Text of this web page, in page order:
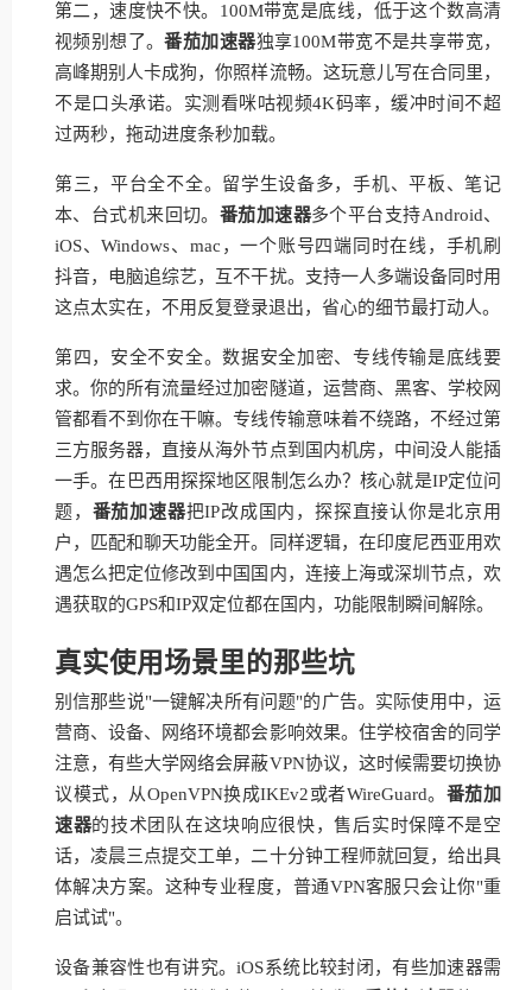
第二，速度快不快。100M带宽是底线，低于这个数高清
视频别想了。番茄加速器独享100M带宽不是共享带宽，
高峰期别人卡成狗，你照样流畅。这玩意儿写在合同里，
不是口头承诺。实测看咪咕视频4K码率，缓冲时间不超
过两秒，拖动进度条秒加载。
第三，平台全不全。留学生设备多，手机、平板、笔记
本、台式机来回切。 番茄加速器多个平台支持Android、
iOS、Windows、mac，一个账号四端同时在线，手机刷
抖音，电脑追综艺，互不干扰。支持一人多端设备同时用
这点太实在，不用反复登录退出，省心的细节最打动人。
第四，安全不安全。数据安全加密、专线传输是底线要
求。你的所有流量经过加密隧道，运营商、黑客、学校网
管都看不到你在干嘛。专线传输意味着不绕路，不经过第
三方服务器，直接从海外节点到国内机房，中间没人能插
一手。在巴西用探探地区限制怎么办？核心就是IP定位问
题， 番茄加速器把IP改成国内，探探直接认你是北京用
户，匹配和聊天功能全开。同样逻辑，在印度尼西亚用欢
遇怎么把定位修改到中国国内，连接上海或深圳节点，欢
遇获取的GPS和IP双定位都在国内，功能限制瞬间解除。
真实使用场景里的那些坑
别信那些说"一键解决所有问题"的广告。实际使用中，运
营商、设备、网络环境都会影响效果。住学校宿舍的同学
注意，有些大学网络会屏蔽VPN协议，这时候需要切换协
议模式，从OpenVPN换成IKEv2或者WireGuard。 番茄加
速器的技术团队在这块响应很快，售后实时保障不是空
话，凌晨三点提交工单，二十分钟工程师就回复，给出具
体解决方案。这种专业程度，普通VPN客服只会让你"重
启试试"。
设备兼容性也有讲究。iOS系统比较封闭，有些加速器需